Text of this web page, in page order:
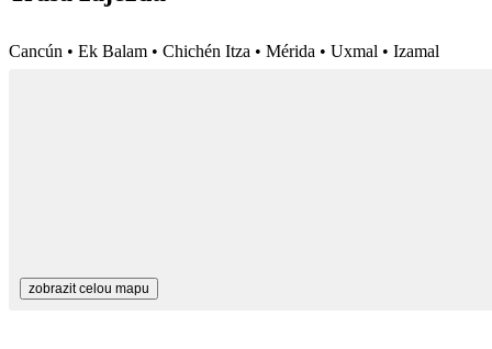
Cancún • Ek Balam • Chichén Itza • Mérida • Uxmal • Izamal
zobrazit celou mapu